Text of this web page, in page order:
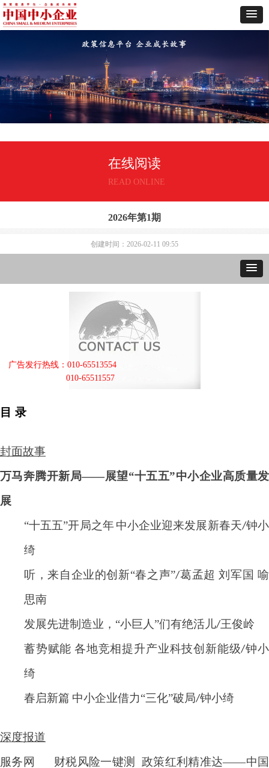
在线阅读
READ ONLINE
广告发行热线：010-65513554
010-65511557
2026年第1期
创建时间： 2026-02-11 09:55
目 录
封面故事
万马奔腾开新局——展望“十五五”中小企业高质量发
展
“十五五”开局之年 中小企业迎来发展新春天/钟小
绮
听，来自企业的创新“春之声”/葛孟超 刘军国 喻
思南
发展先进制造业， “小巨人”们有绝活儿/王俊岭
蓄势赋能 各地竞相提升产业科技创新能级/钟小
绮
春启新篇 中小企业借力“三化”破局/钟小绮
深度报道
服务网
财税风险一键测 政策红利精准达——中国